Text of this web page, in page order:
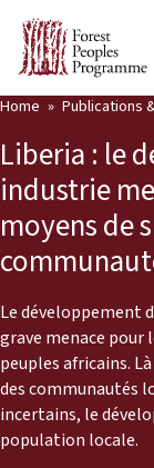
Who we are
Press Room
Our Work
Community
Partners &
Latest News
Publications
Back
News
Home Publications
Liberia : le
industrie
moyens de
Le développement
grave menace pour
peuples africains.
des communautés
incertains, le
population locale.